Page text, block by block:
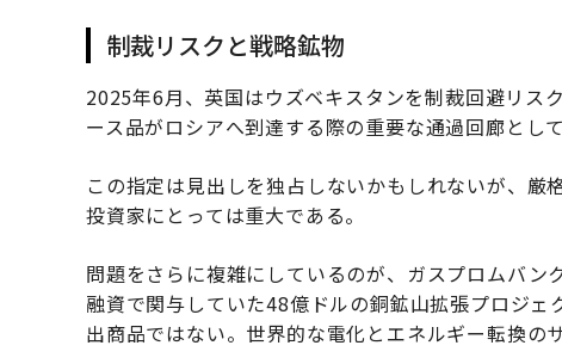
制裁リスクと戦略鉱物
2025年6月、英国はウズベキスタンを制裁回避リス
ース品がロシアへ到達する際の重要な通過回廊とし
この指定は見出しを独占しないかもしれないが、
投資家にとっては重大である。
問題をさらに複雑にしているのが、ガスプロムバ
融資で関与していた48億ドルの銅鉱山拡張プロジ
出商品ではない。世界的な電化とエネルギー転換の